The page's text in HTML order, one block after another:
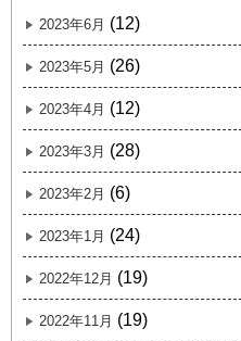
2023年6月 (12)
2023年5月 (26)
2023年4月 (12)
2023年3月 (28)
2023年2月 (6)
2023年1月 (24)
2022年12月 (19)
2022年11月 (19)